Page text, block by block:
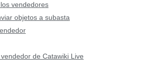
vendedores
objetos a subasta
de Catawiki Live